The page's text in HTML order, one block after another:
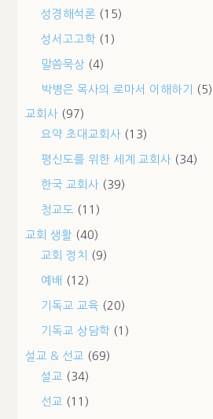
성경해석론 (15)
성서고고학 (1)
말씀묵상 (4)
박병은 목사의 로마서 이해하기 (5)
교회사 (97)
요약 초대교회사 (13)
평신도를 위한 세계 교회사 (34)
한국 교회사 (39)
청교도 (11)
교회 생활 (40)
교회 정치
(9)
예배 (12)
기독교 교육 (20)
기독교 상담학 (1)
설교 & 선교 (69)
설교 (34)
선교 (11)